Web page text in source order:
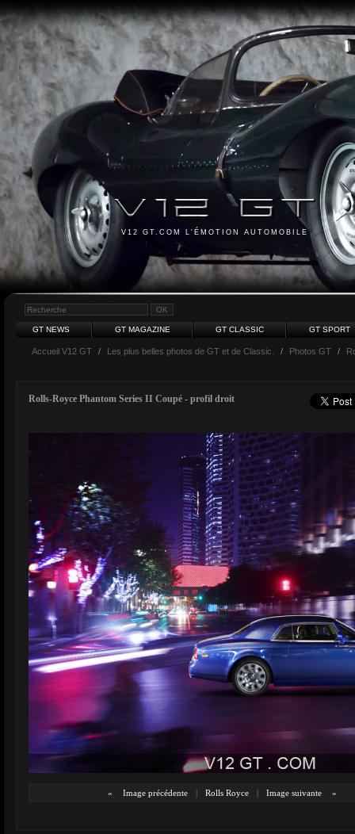
V12 GT.COM L'ÉMOTION AUTOMOBILE
GT NEWS GT MAGAZINE GT CLASSIC GT SPORT
Accueil V12 GT / Les plus belles photos de GT et de Classic. / Photos GT /
Rolls-Royce Phantom Series II Coupé - profil droit
« Image précédente | Rolls Royce | Image suivante »